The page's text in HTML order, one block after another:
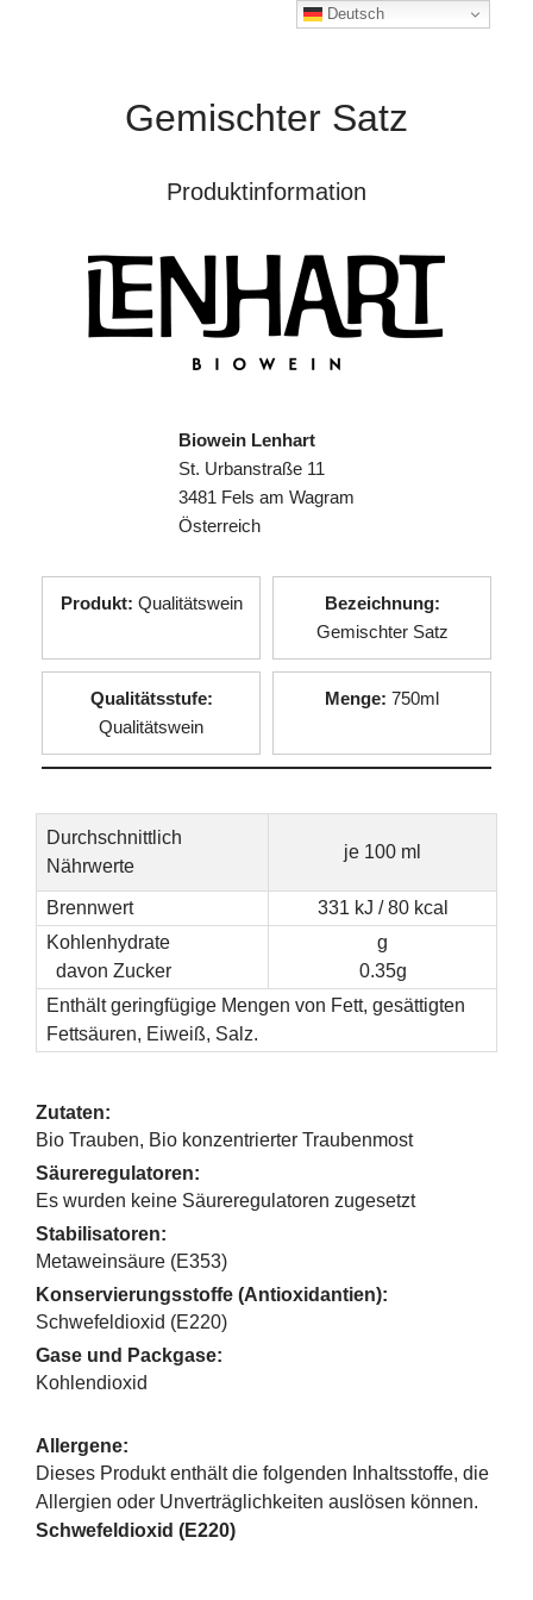
Gemischter Satz
Produktinformation
Biowein Lenhart
St. Urbanstraße 11
3481 Fels am Wagram
Österreich
Produkt: Qualitätswein
Bezeichnung:
Gemischter Satz
Qualitätsstufe:
Qualitätswein
Menge: 750ml
Durchschnittlich
Nährwerte
je 100 ml
Brennwert
331 kJ / 80 kcal
Kohlenhydrate
davon Zucker
g
0.35g
Enthält geringfügige Mengen von Fett, gesättigten
Fettsäuren, Eiweiß, Salz.
Zutaten:
Bio Trauben, Bio konzentrierter Traubenmost
Säureregulatoren:
Es wurden keine Säureregulatoren zugesetzt
Stabilisatoren:
Metaweinsäure (E353)
Konservierungsstoffe (Antioxidantien):
Schwefeldioxid (E220)
Gase und Packgase:
Kohlendioxid
Allergene:
Dieses Produkt enthält die folgenden Inhaltsstoffe, die
Allergien oder Unverträglichkeiten auslösen können.
Schwefeldioxid (E220)
Deutsch